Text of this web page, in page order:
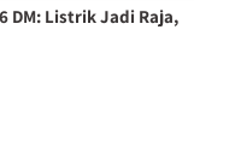
DM: Listrik Jadi Raja,